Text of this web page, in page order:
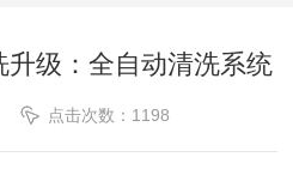
级：全自动清洗系统
点击次数：1198